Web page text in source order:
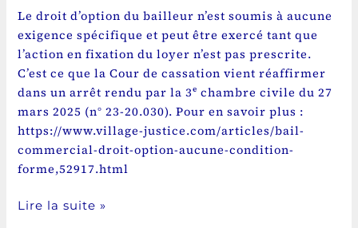
Le droit d’option du bailleur n’est soumis à aucune
exigence spécifique et peut être exercé tant que
l’action en fixation du loyer n’est pas prescrite.
C’est ce que la Cour de cassation vient réaffirmer
dans un arrêt rendu par la 3ᵉ chambre civile du 27
mars 2025 (n° 23-20.030). Pour en savoir plus :
https://www.village-justice.com/articles/bail-
commercial-droit-option-aucune-condition-
forme,52917.html
Lire la suite »